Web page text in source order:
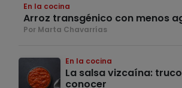
En la cocina
Arroz transgénico con menos
Por Marta Chavarrías
En la cocina
La salsa vizcaína:
conocer